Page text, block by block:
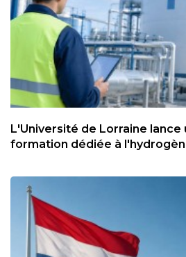
L'Université de Lorraine lance
formation dédiée à